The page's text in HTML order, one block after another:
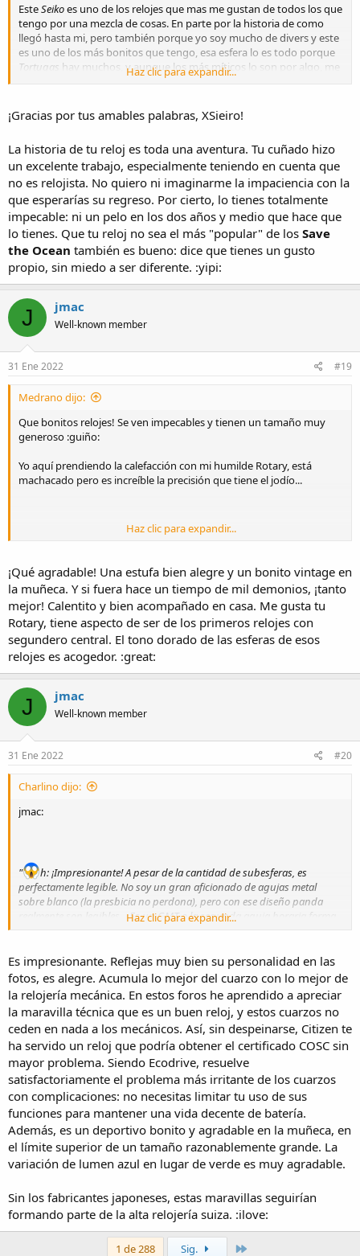
EsteSeikoes uno de los relojes que mas me gustan de todos los que
tengo por una mezcla de cosas. En parte por la historia de como
llegó hasta mi, pero también porque yo soy mucho de divers y este
es uno de los más bonitos que tengo, esa esfera lo es todo porque
Tortugas hay muchos, y aunque los más míticos lo son por algo, me
gustan estas olas y esas dos aletas de tiburón "escondidas" en la
Ocean), la combinación de colores diferente, y sobre todo ese
calendario que le da otro toque más.
:saludo:
Haz clic para expandir...
¡Gracias por tus amables palabras, XSieiro!
La historia de tu reloj es toda una aventura. Tu cuñado hizo
un excelente trabajo, especialmente teniendo en cuenta que
no es relojista. No quiero ni imaginarme la impaciencia con la
que esperarías su regreso. Por cierto, lo tienes totalmente
impecable: ni un pelo en los dos años y medio que hace que
lo tienes. Que tu reloj no sea el más "popular" de los Save
the Ocean también es bueno: dice que tienes un gusto
propio, sin miedo a ser diferente. :yipi:
J jmac
Well-known member
31 Ene 2022 #19
Medrano dijo:
Que bonitos relojes! Se ven impecables y tienen un tamaño muy
generoso :guiño:
Yo aquí prendiendo la calefacción con mi humilde Rotary, está
machacado pero es increíble la precisión que tiene el jodío...
Haz clic para expandir...
¡Qué agradable! Una estufa bien alegre y un bonito vintage en
la muñeca. Y si fuera hace un tiempo de mil demonios, ¡tanto
mejor! Calentito y bien acompañado en casa. Me gusta tu
Rotary, tiene aspecto de ser de los primeros relojes con
segundero central. El tono dorado de las esferas de esos
relojes es acogedor. :great:
J jmac
Well-known member
31 Ene 2022 #20
Charlino dijo:
jmac:
"
h: ¡Impresionante! A pesar de la cantidad de subesferas, es
perfectamente legible. No soy un gran aficionado de agujas metal
sobre blanco (la presbicia no perdona), pero con ese diseño panda
realmente son legibles. ¿Es un GMT o la segunda aguja horaria forma
preguntar. ¡Es Citizen! :yipi:"
¡Muchas gracias jmac! No he tenido tiempo de contestarte antes de
que se cierre el hilo anterior del reloj del día, así que me traigo aquí
tu comentario del reloj que me puse ayer para poder hacerlo.
El reloj es un Eco Drive con un calibre impresionante. Es conocido
como Calibre 2100, empezó a fabricarse a mediados de la década de
2000, y de él se hicieron varias versiones, el mío es el AV0031-59A, de
los más sencillos, pero con la estética panda que más me gusta en
este modelo. Se hizo con cajas de acero o titanio, con esta esfera
panda con decoración al estilo côtes de Genève, o esferas negra,
gris y alguna otra, y unos con cristal de zafiro u otros con un
mineral normal. Esto último es lo peor, porque en cualquier caso las
versiones más baratas con cristal mineral normal costaban más de
650 € en su día, evidentemente todos deberían haber llevado un
buen zafiro, y más cuando ya lo llevaban otros Citizen mucho más
baratos y normalitos. Las rarezas de algunas marcas a veces.
Lo más importante del reloj es su calibrazo, el E210, más conocido
Haz clic para expandir...
Es impresionante. Reflejas muy bien su personalidad en las
fotos, es alegre. Acumula lo mejor del cuarzo con lo mejor de
la relojería mecánica. En estos foros he aprendido a apreciar
la maravilla técnica que es un buen reloj, y estos cuarzos no
ceden en nada a los mecánicos. Así, sin despeinarse, Citizen te
ha servido un reloj que podría obtener el certificado COSC sin
mayor problema. Siendo Ecodrive, resuelve
satisfactoriamente el problema más irritante de los cuarzos
con complicaciones: no necesitas limitar tu uso de sus
funciones para mantener una vida decente de batería.
Además, es un deportivo bonito y agradable en la muñeca, en
el límite superior de un tamaño razonablemente grande. La
variación de lumen azul en lugar de verde es muy agradable.
Sin los fabricantes japoneses, estas maravillas seguirían
formando parte de la alta relojería suiza. :ilove:
1 de 288 Sig.